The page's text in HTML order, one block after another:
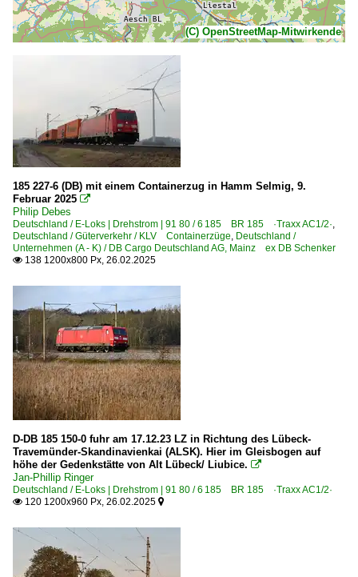
(C) OpenStreetMap-Mitwirkende
185 227-6 (DB) mit einem Containerzug in Hamm Selmig, 9.
Februar 2025 
Philip Debes
Deutschland / E-Loks | Drehstrom | 91 80 / 6 185 BR 185 ·Traxx AC1/2·,
Deutschland / Güterverkehr / KLV Containerzüge, Deutschland /
Unternehmen (A - K) / DB Cargo Deutschland AG, Mainz ex DB Schenker
 138 1200x800 Px, 26.02.2025
D-DB 185 150-0 fuhr am 17.12.23 LZ in Richtung des Lübeck-
Travemünder-Skandinavienkai (ALSK). Hier im Gleisbogen auf
höhe der Gedenkstätte von Alt Lübeck/ Liubice. 
Jan-Phillip Ringer
Deutschland / E-Loks | Drehstrom | 91 80 / 6 185 BR 185 ·Traxx AC1/2·
 120 1200x960 Px, 26.02.2025 